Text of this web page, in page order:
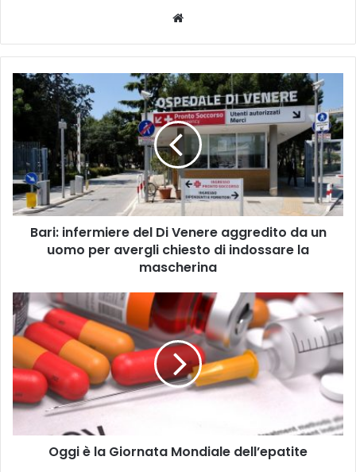
te
a
r
n
f
e
r
e
d
e
l
D
i
V
Bari: infermiere del Di Venere aggredito da un
uomo per avergli chiesto di indossare la
mascherina
O
g
g
i
è
l
a
i
Oggi è la Giornata Mondiale dell’epatite